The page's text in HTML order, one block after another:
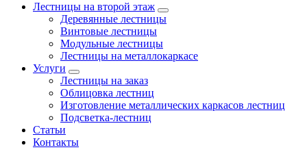
Лестницы на второй этаж
Деревянные лестницы
Винтовые лестницы
Модульные лестницы
Лестницы на металлокаркасе
Услуги
Лестницы на заказ
Облицовка лестниц
Изготовление металлических каркасов лестниц
Подсветка-лестниц
Статьи
Контакты